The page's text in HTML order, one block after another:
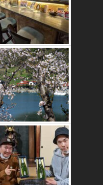
かたゑ庵ワークシ
ョップ、ベジスシ